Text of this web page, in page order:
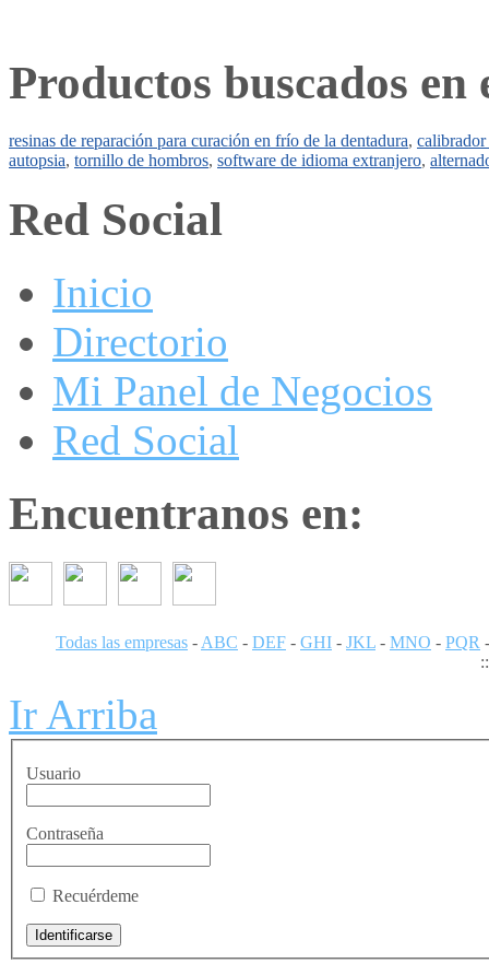
Productos buscados en
resinas de reparación para curación en frío de la dentadura, calibrador
autopsia, tornillo de hombros, software de idioma extranjero,
Red Social
Inicio
Directorio
Mi Panel de Negocios
Red Social
Encuentranos en:
Todas las empresas - ABC - DEF - GHI - JKL - MNO - PQR
Ir Arriba
Usuario
Contraseña
Recuérdeme